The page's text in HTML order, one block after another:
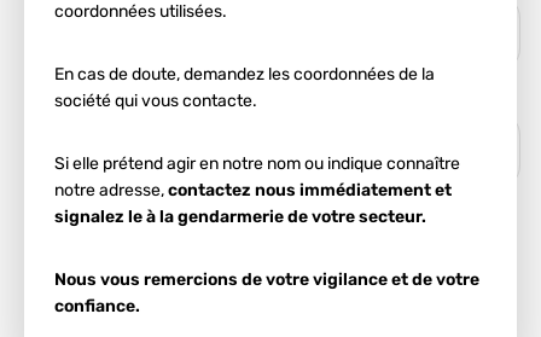
coordonnées utilisées.
En cas de doute, demandez les coordonnées de la
société qui vous contacte.
Si elle prétend agir en notre nom ou indique connaître
notre adresse,contactez nous immédiatement et
signalez le à la gendarmerie de votre secteur.
Nous vous remercions de votre vigilance et de votre
confiance.
Ces informations nous permettent d'estimer votre
Démarrer l'estimation